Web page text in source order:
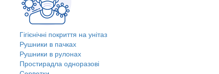
Гігієнічні покриття на унітаз
Рушники в пачках
Рушники в рулонах
Простирадла одноразові